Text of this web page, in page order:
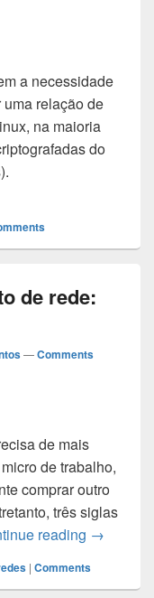
a necessidade
relação de
na maioria
do
de confiança entre
de rede:
—Comments
de mais
de trabalho,
comprar outro
três siglas
reading Tipos de
→
| Comments